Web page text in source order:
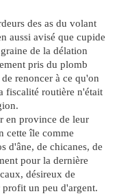
des as du volant
aussi avisé que cupide
de la délation
pris du plomb
renoncer à ce qu'on
fiscalité routière n'était
en province de leur
cette île comme
d'âne, de chicanes, de
pour la dernière
désireux de
un peu d'argent.